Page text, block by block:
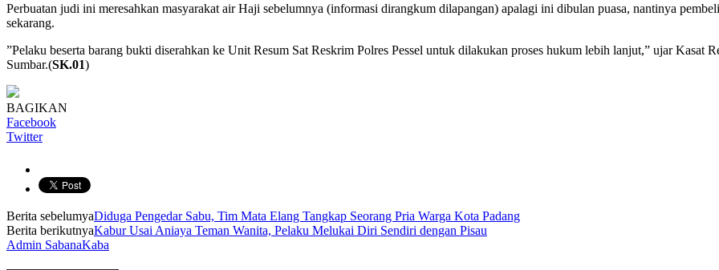
Perbuatan judi ini meresahkan masyarakat air Haji sebelumnya (informasi dirangkum dilapangan) apalagi ini dibulan puasa, nantinya
sekarang.
”Pelaku beserta barang bukti diserahkan ke Unit Resum Sat Reskrim Polres Pessel untuk dilakukan proses hukum lebih lanjut,” ujar
Sumbar.(SK.01)
BAGIKAN
Facebook
Twitter
Berita sebelumyaDiduga Pengedar Sabu, Tim Mata Elang Tangkap Seorang Pria Warga Kota Padang
Berita berikutnyaKabur Usai Aniaya Teman Wanita, Pelaku Melukai Diri Sendiri dengan Pisau
Admin SabanaKaba